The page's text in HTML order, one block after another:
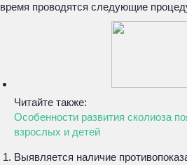
время проводятся следующие
Читайте также:
Особенности развития сколиоза
взрослых и детей
Выявляется наличие